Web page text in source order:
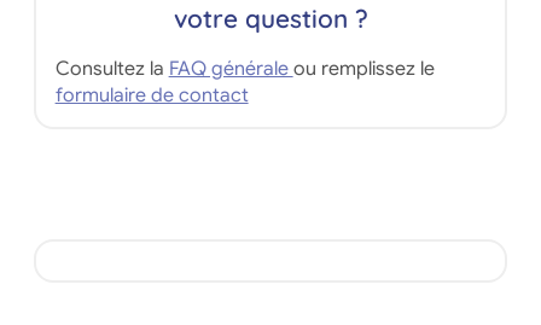
votre question ?
Consultez la FAQ générale ou remplissez le
formulaire de contact